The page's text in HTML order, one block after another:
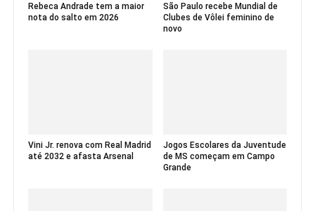
Rebeca Andrade tem a maior
nota do salto em 2026
São Paulo recebe Mundial de
Clubes de Vôlei feminino de
novo
Vini Jr. renova com Real Madrid
até 2032 e afasta Arsenal
Jogos Escolares da Juventude
de MS começam em Campo
Grande